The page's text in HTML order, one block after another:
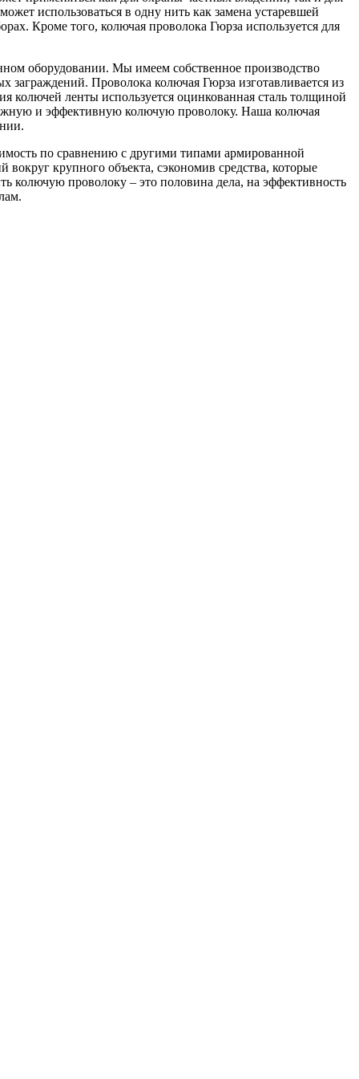
использоваться в одну нить как замена устаревшей
Кроме того, колючая проволока Гюрза используется для
оборудовании. Мы имеем собственное производство
Проволока колючая Гюрза изготавливается из
ленты используется оцинкованная сталь толщиной
и эффективную колючую проволоку. Наша колючая
по сравнению с другими типами армированной
крупного объекта, сэкономив средства, которые
колючую проволоку – это половина дела, на эффективность